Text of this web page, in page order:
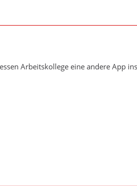
Arbeitskollege eine andere App